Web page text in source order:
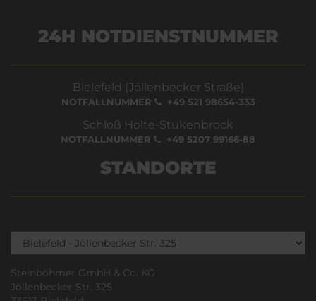
24H NOTDIENSTNUMMER
Bielefeld (Jöllenbecker Straße)
NOTFALLNUMMER +49 521 98654-333
Schloß Holte-Stukenbrock
NOTFALLNUMMER +49 5207 99166-88
STANDORTE
Steinböhmer GmbH & Co. KG
Jöllenbecker Str. 325